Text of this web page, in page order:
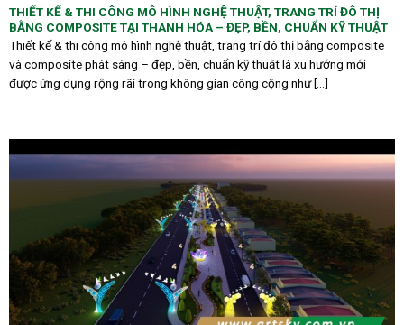
THIẾT KẾ & THI CÔNG MÔ HÌNH NGHỆ THUẬT, TRANG TRÍ ĐÔ THỊ
BẰNG COMPOSITE TẠI THANH HÓA – ĐẸP, BỀN, CHUẨN KỸ THUẬT
Thiết kế & thi công mô hình nghệ thuật, trang trí đô thị bằng composite
và composite phát sáng – đẹp, bền, chuẩn kỹ thuật là xu hướng mới
được ứng dụng rộng rãi trong không gian công cộng như [...]